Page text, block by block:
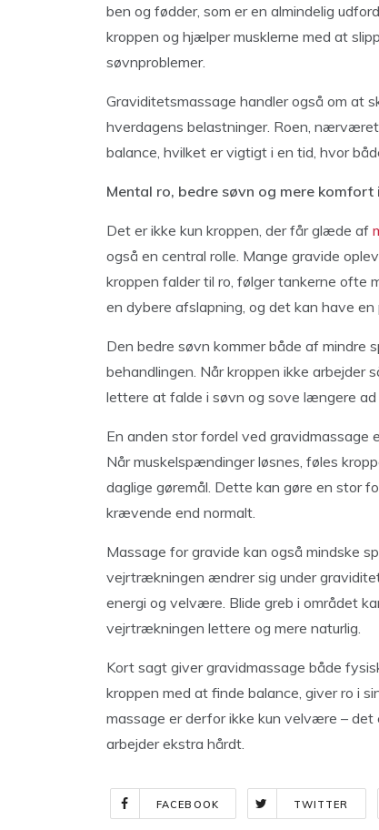
ben og fødder, som er en almindelig
kroppen og hjælper musklerne med at
søvnproblemer.
Graviditetsmassage handler også om at
hverdagens belastninger. Roen,
balance, hvilket er vigtigt i en tid, hvor
Mental ro, bedre søvn og mere komfort
Det er ikke kun kroppen, der får glæde af
også en central rolle. Mange gravide
kroppen falder til ro, følger tankerne ofte
en dybere afslapning, og det kan have
Den bedre søvn kommer både af mindre
behandlingen. Når kroppen ikke
lettere at falde i søvn og sove længere ad
En anden stor fordel ved gravidmassage
Når muskelspændinger løsnes, føles
daglige gøremål. Dette kan gøre en stor
krævende end normalt.
Massage for gravide kan også mindske
vejrtrækningen ændrer sig under
energi og velvære. Blide greb i området
vejrtrækningen lettere og mere naturlig.
Kort sagt giver gravidmassage både
kroppen med at finde balance, giver ro i
massage er derfor ikke kun velvære – det
arbejder ekstra hårdt.
FACEBOOK TWITTER